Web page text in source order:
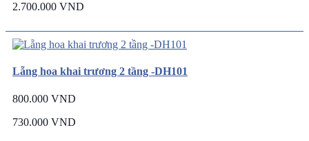
2.700.000 VND
Lẵng hoa khai trương 2 tầng -DH101
800.000 VND
730.000 VND